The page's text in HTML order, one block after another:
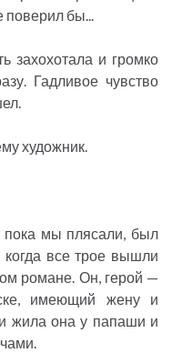
поверил бы...
захохотала и громко
Гадливое чувство
художник.
мы плясали, был
когда все трое вышли
романе. Он, герой —
имеющий жену и
жила она у папаши и